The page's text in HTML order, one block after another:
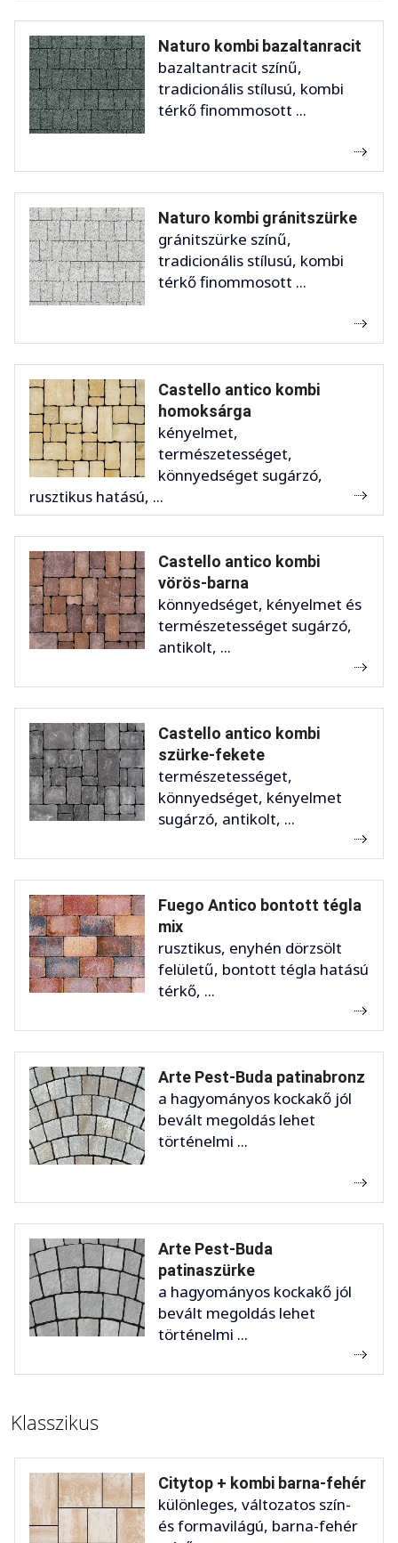
Naturo kombi bazaltanracit
bazaltantracit színű,
tradicionális stílusú, kombi
térkő finommosott ...
Naturo kombi gránitszürke
gránitszürke színű,
tradicionális stílusú, kombi
térkő finommosott ...
Castello antico kombi
homoksárga
kényelmet,
természetességet,
könnyedséget sugárzó,
rusztikus hatású, ...
Castello antico kombi
vörös-barna
könnyedséget, kényelmet és
természetességet sugárzó,
antikolt, ...
Castello antico kombi
szürke-fekete
természetességet,
könnyedséget, kényelmet
sugárzó, antikolt, ...
Fuego Antico bontott tégla
mix
rusztikus, enyhén dörzsölt
felületű, bontott tégla hatású
térkő, ...
Arte Pest-Buda patinabronz
a hagyományos kockakő jól
bevált megoldás lehet
történelmi ...
Arte Pest-Buda
patinaszürke
a hagyományos kockakő jól
bevált megoldás lehet
történelmi ...
Klasszikus
Citytop + kombi barna-fehér
különleges, változatos szín-
és formavilágú, barna-fehér